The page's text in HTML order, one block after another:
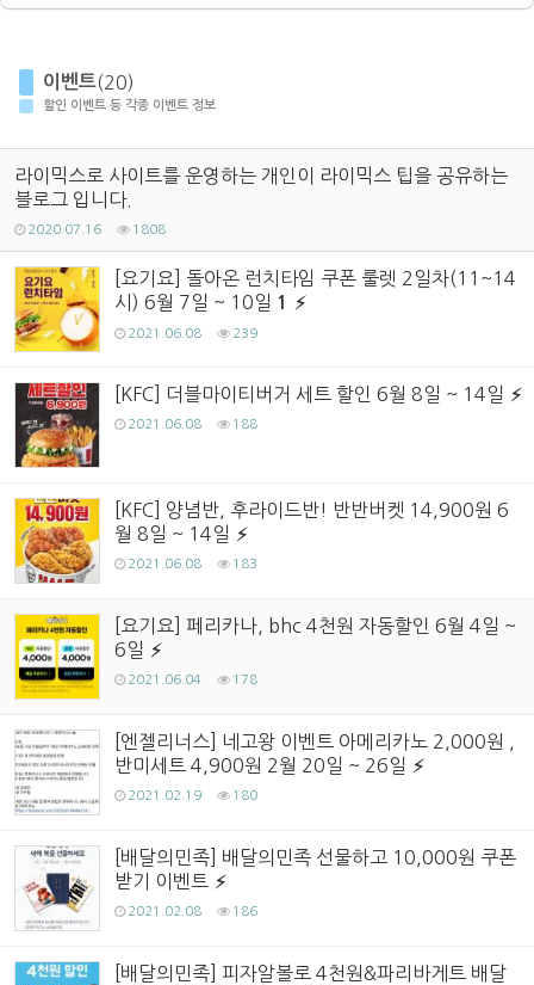
이벤트(20)
할인 이벤트 등 각종 이벤트 정보
라이믹스로 사이트를 운영하는 개인이 라이믹스 팁을 공유하는
블로그 입니다.
2020.07.16 1808
[요기요] 돌아온 런치타임 쿠폰 룰렛 2일차(11~14
시) 6월 7일 ~ 10일 1
2021.06.08 239
[KFC] 더블마이티버거 세트 할인 6월 8일 ~ 14일
2021.06.08 188
[KFC] 양념반, 후라이드반! 반반버켓 14,900원 6
월 8일 ~ 14일
2021.06.08 183
[요기요] 페리카나, bhc 4천원 자동할인 6월 4일 ~
6일
2021.06.04 178
[엔젤리너스] 네고왕 이벤트 아메리카노 2,000원 ,
반미세트 4,900원 2월 20일 ~ 26일
2021.02.19 180
[배달의민족] 배달의민족 선물하고 10,000원 쿠폰
받기 이벤트
2021.02.08 186
[배달의민족] 피자알볼로 4천원&파리바게트 배달